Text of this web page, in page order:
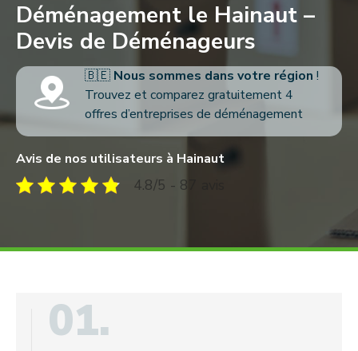
Déménagement le Hainaut –
Devis de Déménageurs
🇧🇪 Nous sommes dans votre région !
Trouvez et comparez gratuitement 4
offres d’entreprises de déménagement
Avis de nos utilisateurs à Hainaut
4.8/5 - 87 avis
01.